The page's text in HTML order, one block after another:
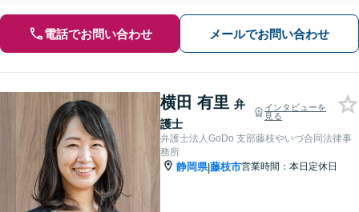
電話でお問い合わせ メールでお問い合わせ
横田 有里 弁
護士
インタビューを
見る
弁護士法人GoDo 支部藤枝やいづ合同法律事
務所
静岡県|藤枝市営業時間：本日定休日